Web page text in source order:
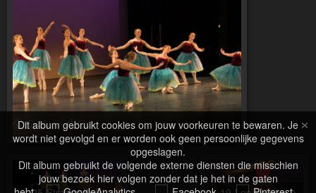
×
Dit album gebruikt cookies om jouw voorkeuren te bewaren. Je
wordt niet gevolgd en er worden ook geen persoonlijke gegevens
opgeslagen.
Dit album gebruikt de volgende externe diensten die misschien
jouw bezoek hier volgen zonder dat je het in de gaten